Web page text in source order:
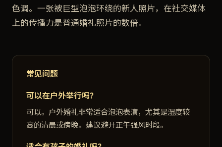
色调。一张被巨型泡泡环绕的新人照片，在社交媒体
上的传播力是普通婚礼照片的数倍。
常见问题
可以在户外举行吗？
可以。户外婚礼非常适合泡泡表演，尤其是湿度较
高的清晨或傍晚。建议避开正午强风时段。